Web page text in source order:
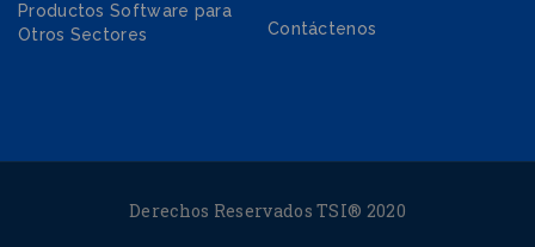
Productos Software para
Otros Sectores
Contáctenos
Derechos Reservados TSI® 2020